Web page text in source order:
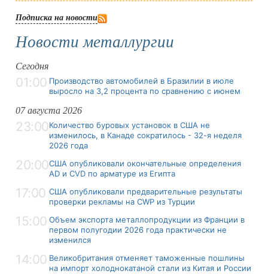
Подписка на новости
Новости металлургии
Сегодня
01:00 Производство автомобилей в Бразилии в июле
выросло на 3,2 процента по сравнению с июнем
07 августа 2026
23:00Количество буровых установок в США не
изменилось, в Канаде сократилось - 32-я неделя
2026 года
20:00США опубликовали окончательные определения
AD и CVD по арматуре из Египта
17:00 США опубликовали предварительные результаты
проверки рекламы на CWP из Турции
15:00 Объем экспорта металлопродукции из Франции в
первом полугодии 2026 года практически не
изменился
14:00 Великобритания отменяет таможенные пошлины
на импорт холоднокатаной стали из Китая и России